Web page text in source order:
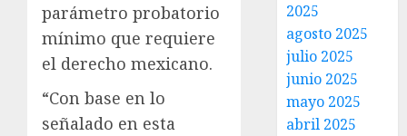
parámetro probatorio
mínimo que requiere
el derecho mexicano.
“Con base en lo
señalado en esta
2025
agosto 2025
julio 2025
junio 2025
mayo 2025
abril 2025